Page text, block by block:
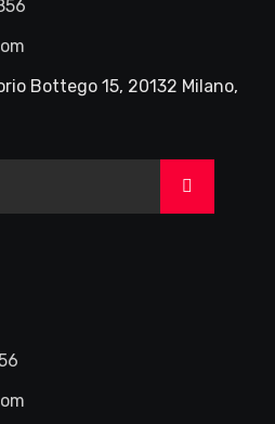
Bottego 15, 20132 Milano,
>